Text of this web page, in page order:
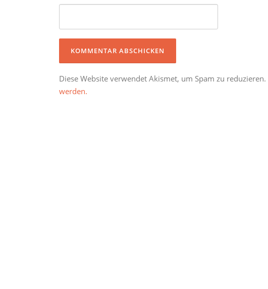
Diese Website verwendet Akismet, um Spam zu reduzieren.
werden.